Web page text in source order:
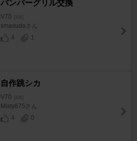
バンパーグリル交換
V70 [8B]
smasudaさん
4
1
自作跳シカ
V70 [8B]
Misty875さん
4
0